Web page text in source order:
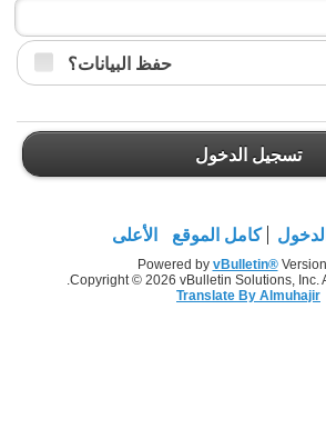
حفظ البيانات؟
تسجيل الدخول
كامل الموقع الأعلى
Powered by vBulletin®
Copyright © 2026 vBulletin Solutions, Inc.
Translate By Almuhajir